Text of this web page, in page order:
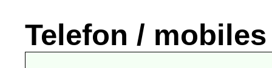
Telefon /